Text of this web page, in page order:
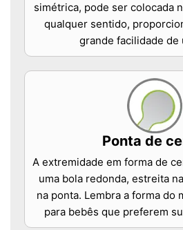
simétrica, pode ser colocada
qualquer sentido,
grande facilidade de
Ponta de
A extremidade em forma de
uma bola redonda, estreita
na ponta. Lembra a forma do
para bebês que preferem